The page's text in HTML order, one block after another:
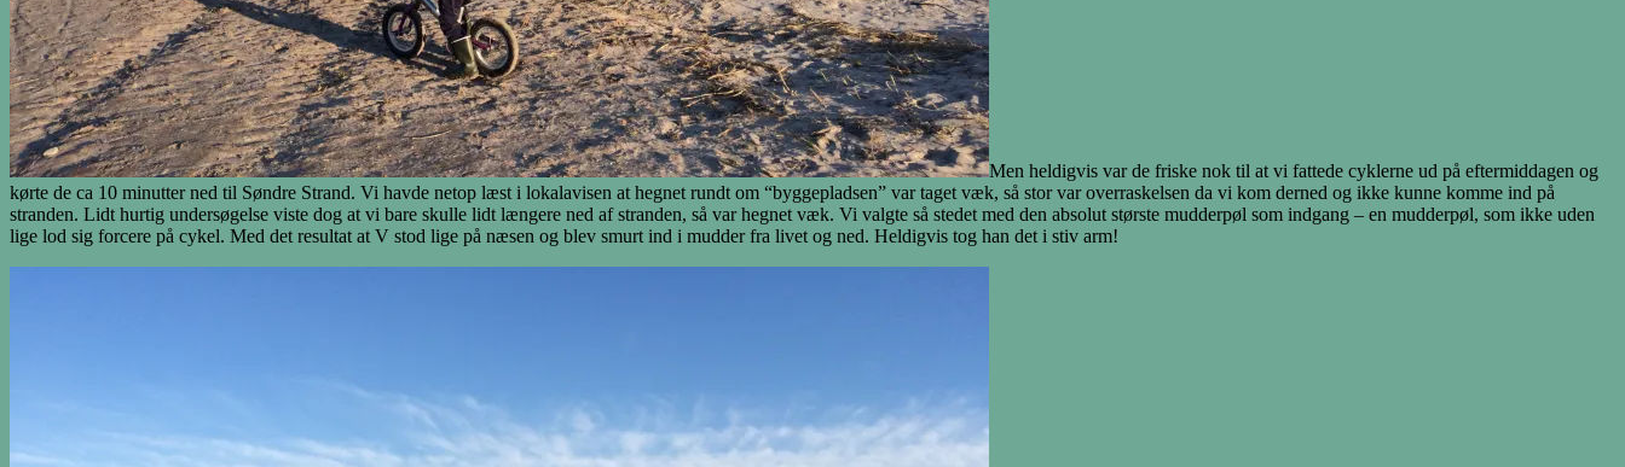
Men heldigvis var de friske nok til at vi fattede cyklerne ud på eftermiddagen og
kørte de ca 10 minutter ned til Søndre Strand. Vi havde netop læst i lokalavisen at hegnet rundt om “byggepladsen” var taget væk, så stor var overraskelsen da vi kom derned og ikke kunne komme ind på
stranden. Lidt hurtig undersøgelse viste dog at vi bare skulle lidt længere ned af stranden, så var hegnet væk. Vi valgte så stedet med den absolut største mudderpøl som indgang – en mudderpøl, som ikke uden
lige lod sig forcere på cykel. Med det resultat at V stod lige på næsen og blev smurt ind i mudder fra livet og ned. Heldigvis tog han det i stiv arm!